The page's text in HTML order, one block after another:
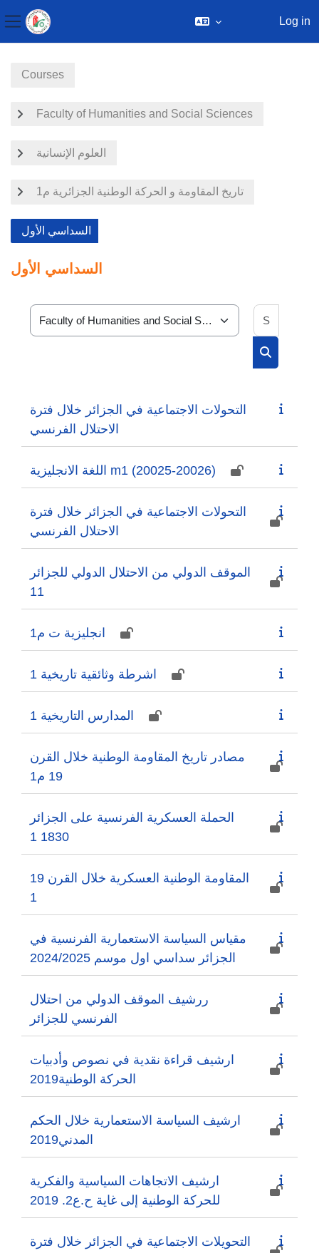
Side panel
Log in
Courses
Faculty of Humanities and Social Sciences
العلوم الإنسانية
1تاريخ المقاومة و الحركة الوطنية الجزائرية م
السداسي الأول
السداسي الأول
Course categories
التحولات الاجتماعية في الجزائر خلال فترة
الاحتلال الفرنسي
اللغة الانجليزية m1 (20025-20026)
التحولات الاجتماعية في الجزائر خلال فترة
الاحتلال الفرنسي
الموقف الدولي من الاحتلال الدولي للجزائر
11
انجليزية ت م1
اشرطة وثائقية تاريخية 1
المدارس التاريخية 1
مصادر تاريخ المقاومة الوطنية خلال القرن
19 م1
الحملة العسكرية الفرنسية على الجزائر
1830 1
المقاومة الوطنية العسكرية خلال القرن 19
1
مقياس السياسة الاستعمارية الفرنسية في
الجزائر سداسي اول موسم 2024/2025
ررشيف الموقف الدولي من احتلال
الفرنسي للجزائر
ارشيف قراءة نقدية في نصوص وأدبيات
الحركة الوطنية2019
ارشيف السياسة الاستعمارية خلال الحكم
المدني2019
ارشيف الاتجاهات السياسية والفكرية
للحركة الوطنية إلى غاية ح.ع2. 2019
التحويلات الاجتماعية في الجزائر خلال فترة